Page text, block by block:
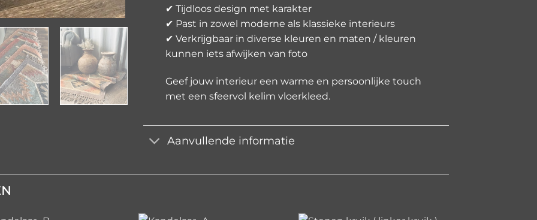
✔ Tijdloos design met karakter
✔ Past in zowel moderne als klassieke interieurs
✔ Verkrijgbaar in diverse kleuren en maten / kleuren
kunnen iets afwijken van foto
Geef jouw interieur een warme en persoonlijke touch
met een sfeervol kelim vloerkleed.
Aanvullende informatie